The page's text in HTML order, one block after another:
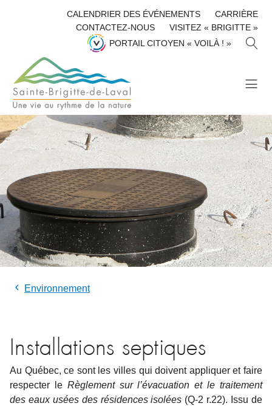
CALENDRIER DES ÉVÉNEMENTS
CARRIÈRE
CONTACTEZ-NOUS
VISITEZ « BRIGITTE »
PORTAIL CITOYEN « VOILÀ ! »
H
C
H
E
R
Environnement
Installations septiques
Au Québec, ce sont les villes qui doivent appliquer et faire
respecter le Règlement sur l’évacuation et le traitement
des eaux usées des résidences isolées (Q-2 r.22). Issu de